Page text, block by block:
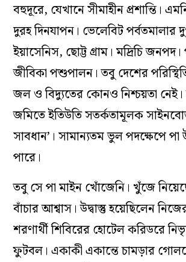
বহুদূরে, যেখানে সীমাহীন প্রশান্তি।
দুরহ দিনযাপন। ভেলেবিট পর্বতমালার
ইয়াসেনিস, ছোট্ট গ্রাম। মদ্রিচি জনপদ।
জীবিকা পশুপালন। তবু দেশের
জল ও বিদ্যুতের কোনও নিশ্চয়তা
জমিতে ইতিউতি সতর্কতামূলক
সাবধান’। সামান্যতম ভুল পদক্ষেপে
পারে।
তবু সে পা মাইন খোঁজেনি। খুঁজে
বাঁচার আশ্বাস। উদ্বাস্তু হয়েছিলেন
শরণার্থী শিবিরের হোটেল করিডরে
ফুটবল। একাকী একান্তে চামড়ার